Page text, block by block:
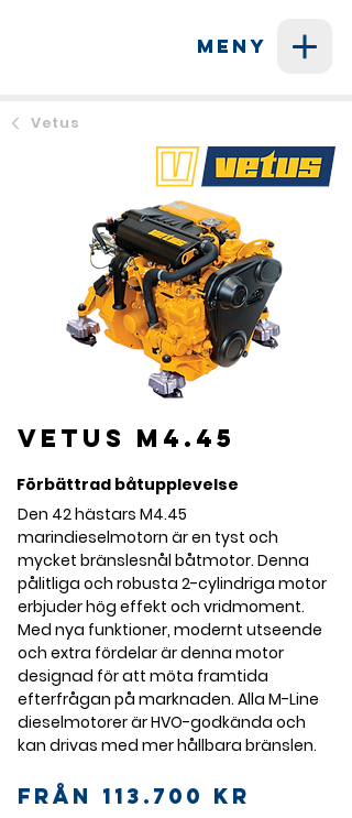
MENY
Vetus
Vetus M4.45
Förbättrad båtupplevelse
Den 42 hästars M4.45
marindieselmotorn är en tyst och
mycket bränslesnål båtmotor. Denna
pålitliga och robusta 2-cylindriga motor
erbjuder hög effekt och vridmoment.
Med nya funktioner, modernt utseende
och extra fördelar är denna motor
designad för att möta framtida
efterfrågan på marknaden. Alla M-Line
dieselmotorer är HVO-godkända och
kan drivas med mer hållbara bränslen.
Från 113.700 kr